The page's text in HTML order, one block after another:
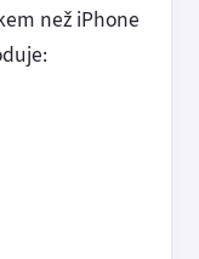
než iPhone